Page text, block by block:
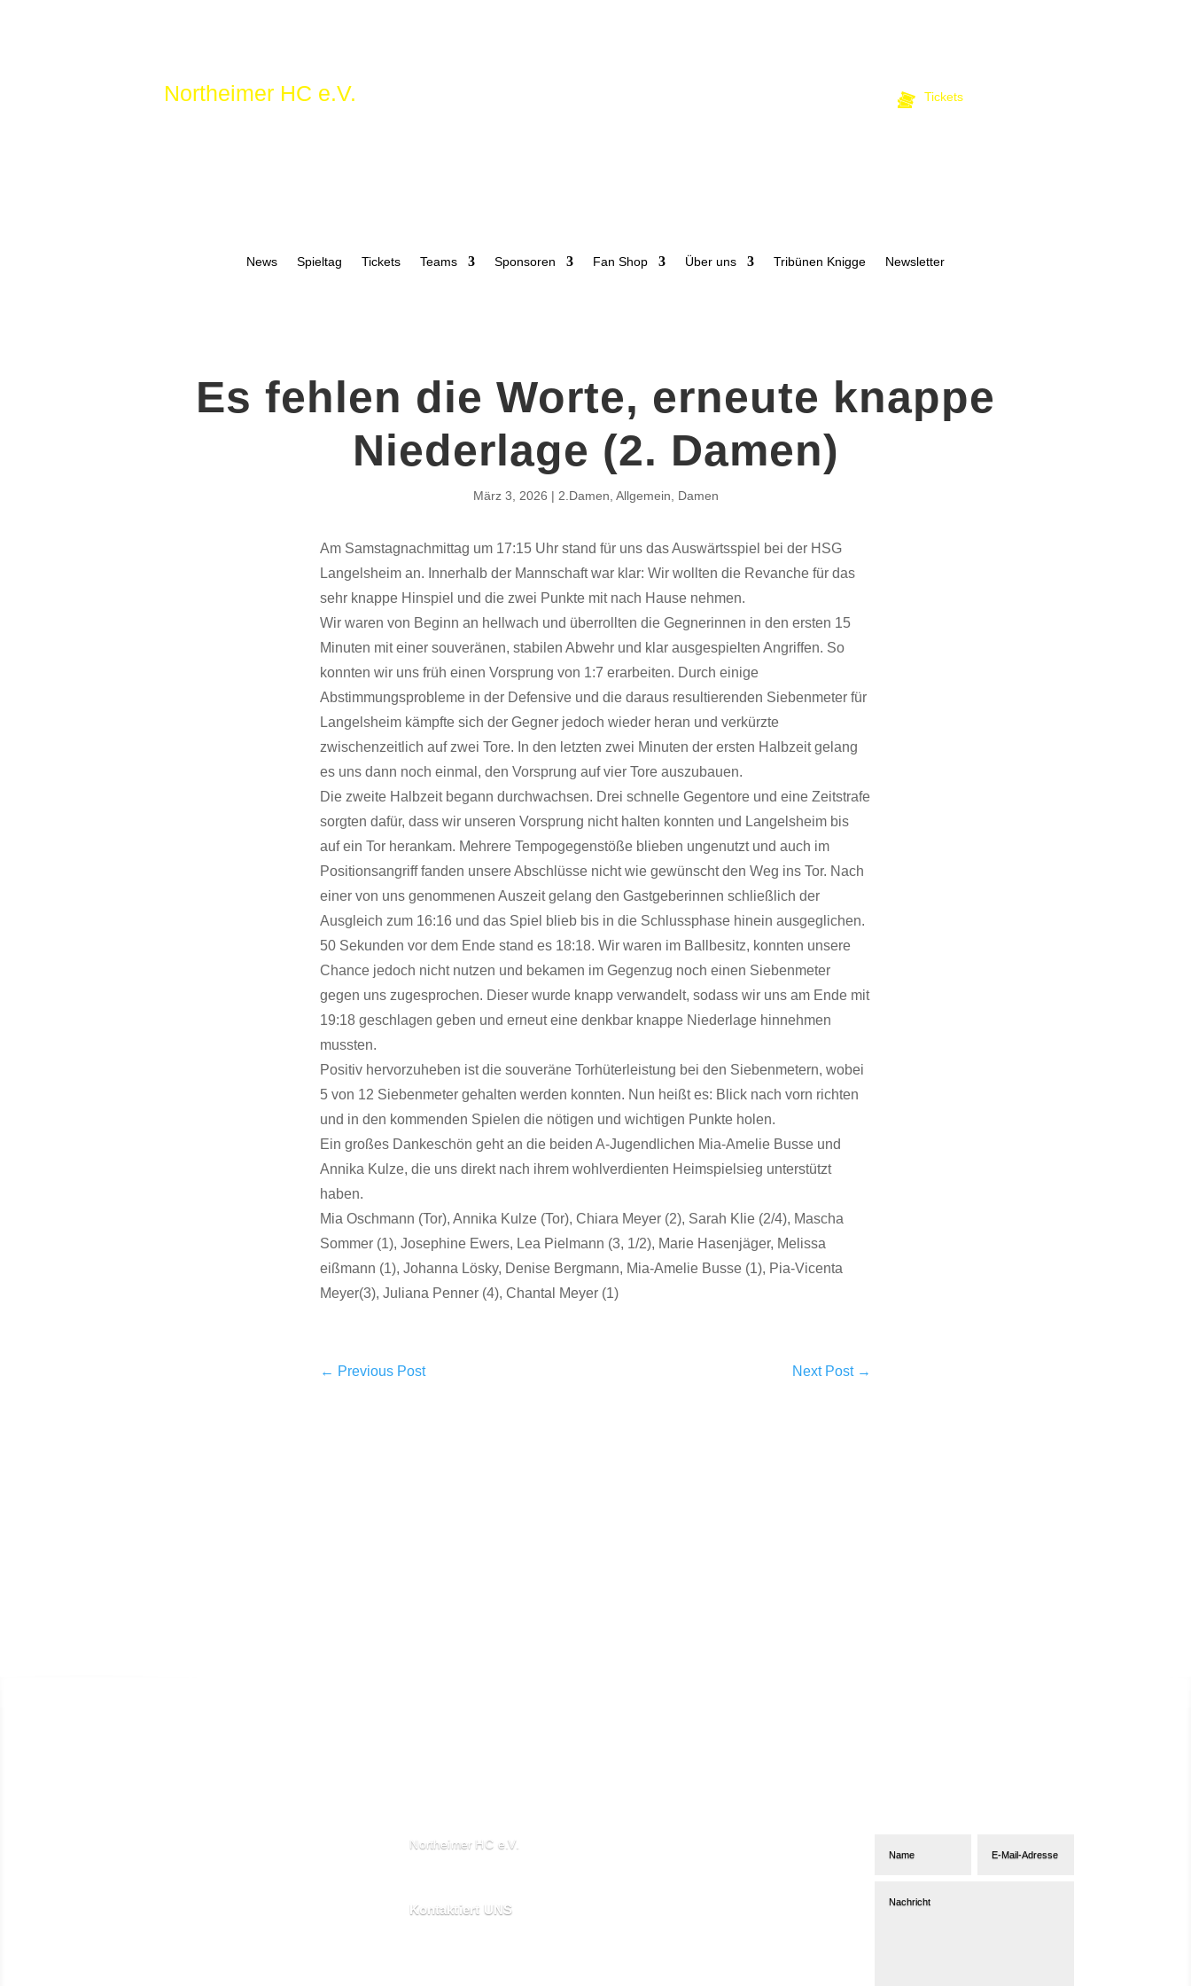
Northeimer HC e.V. Tickets
News Spieltag Tickets Teams Sponsoren Fan Shop Über uns Tribünen Knigge Newsletter
Es fehlen die Worte, erneute knappe
Niederlage (2. Damen)
März 3, 2026 2.Damen Allgemein Damen
Am Samstagnachmittag um 17:15 Uhr stand für uns das Auswärtsspiel bei der HSG
Langelsheim an. Innerhalb der Mannschaft war klar: Wir wollten die Revanche für das
sehr knappe Hinspiel und die zwei Punkte mit nach Hause nehmen.
Wir waren von Beginn an hellwach und überrollten die Gegnerinnen in den ersten 15
Minuten mit einer souveränen, stabilen Abwehr und klar ausgespielten Angriffen. So
konnten wir uns früh einen Vorsprung von 1:7 erarbeiten. Durch einige
Abstimmungsprobleme in der Defensive und die daraus resultierenden Siebenmeter für
Langelsheim kämpfte sich der Gegner jedoch wieder heran und verkürzte
zwischenzeitlich auf zwei Tore. In den letzten zwei Minuten der ersten Halbzeit gelang
es uns dann noch einmal, den Vorsprung auf vier Tore auszubauen.
Die zweite Halbzeit begann durchwachsen. Drei schnelle Gegentore und eine Zeitstrafe
sorgten dafür, dass wir unseren Vorsprung nicht halten konnten und Langelsheim bis
auf ein Tor herankam. Mehrere Tempogegenstöße blieben ungenutzt und auch im
Positionsangriff fanden unsere Abschlüsse nicht wie gewünscht den Weg ins Tor. Nach
einer von uns genommenen Auszeit gelang den Gastgeberinnen schließlich der
Ausgleich zum 16:16 und das Spiel blieb bis in die Schlussphase hinein ausgeglichen.
50 Sekunden vor dem Ende stand es 18:18. Wir waren im Ballbesitz, konnten unsere
Chance jedoch nicht nutzen und bekamen im Gegenzug noch einen Siebenmeter
gegen uns zugesprochen. Dieser wurde knapp verwandelt, sodass wir uns am Ende mit
19:18 geschlagen geben und erneut eine denkbar knappe Niederlage hinnehmen
mussten.
Positiv hervorzuheben ist die souveräne Torhüterleistung bei den Siebenmetern, wobei
5 von 12 Siebenmeter gehalten werden konnten. Nun heißt es: Blick nach vorn richten
und in den kommenden Spielen die nötigen und wichtigen Punkte holen.
Ein großes Dankeschön geht an die beiden A-Jugendlichen Mia-Amelie Busse und
Annika Kulze, die uns direkt nach ihrem wohlverdienten Heimspielsieg unterstützt
haben.
Mia Oschmann (Tor), Annika Kulze (Tor), Chiara Meyer (2), Sarah Klie (2/4), Mascha
Sommer (1), Josephine Ewers, Lea Pielmann (3, 1/2), Marie Hasenjäger, Melissa
eißmann (1), Johanna Lösky, Denise Bergmann, Mia-Amelie Busse (1), Pia-Vicenta
Meyer(3), Juliana Penner (4), Chantal Meyer (1)
← Previous Post Next Post→
Northeimer HC e.V.
Kontaktiert UNS